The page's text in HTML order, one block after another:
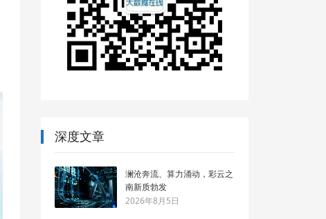
深度文章
澜沧奔流、算力涌动，彩云之
南新质勃发
2026年8月5日